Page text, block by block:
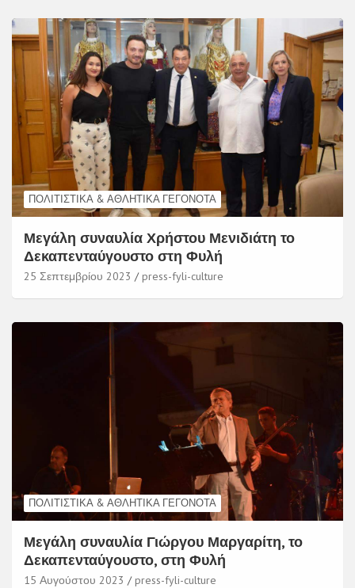
ΠΟΛΙΤΙΣΤΙΚΆ & ΑΘΛΗΤΙΚΆ ΓΕΓΟΝΌΤΑ
Μεγάλη συναυλία Χρήστου Μενιδιάτη το
Δεκαπενταύγουστο στη Φυλή
25 Σεπτεμβρίου 2023 press-fyli-culture
ΠΟΛΙΤΙΣΤΙΚΆ & ΑΘΛΗΤΙΚΆ ΓΕΓΟΝΌΤΑ
Μεγάλη συναυλία Γιώργου Μαργαρίτη, το
Δεκαπενταύγουστο, στη Φυλή
15 Αυγούστου 2023 press-fyli-culture